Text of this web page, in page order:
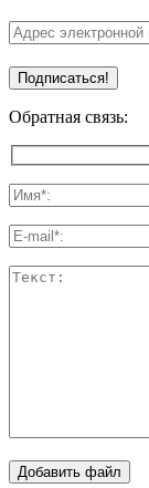
Обратная связь:
Добавить файл